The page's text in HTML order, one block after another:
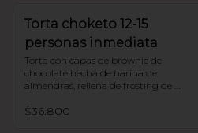
Torta choketo 12-15
personas inmediata
Torta con capas de brownie de
chocolate hecha de harina de
almendras, rellena de frosting de
$36.800